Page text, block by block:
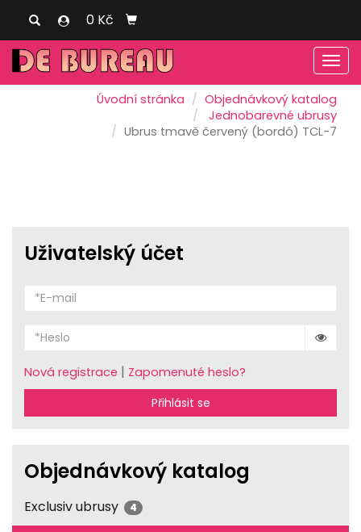
0 Kč
Úvodní stránka
Objednávkový katalog
Jednobarevné ubrusy
Ubrus tmavě červený (bordó) TCL-7
Uživatelský účet
Nová registrace | Zapomenuté heslo?
Přihlásit se
Objednávkový katalog
Exclusiv ubrusy 4